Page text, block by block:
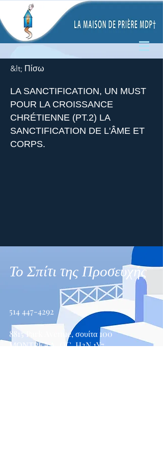
&lt; Πίσω
LA SANCTIFICATION, UN MUST
POUR LA CROISSANCE
CHRÉTIENNE (PT.2) LA
SANCTIFICATION DE L'ÂME ET
CORPS.
Το Σπίτι της Προσευχής
514 447-4292
8815 Park Avenue, σουίτα 100
ΜΟΝΤΡΕΑΛ, QC, H2N 1Y7